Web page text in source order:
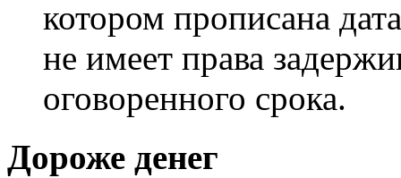
котором прописана
не имеет права
оговоренного срока.
Дороже денег